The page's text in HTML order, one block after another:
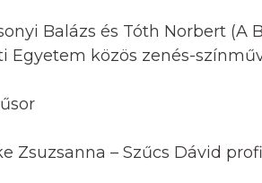
Balázs és Tóth Norbert (A
Egyetem közös zenés-
Zsuzsanna – Szűcs Dávid